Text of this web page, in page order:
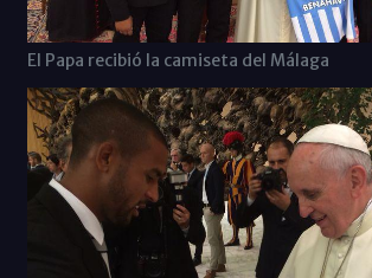
El Papa recibió la camiseta del Málaga